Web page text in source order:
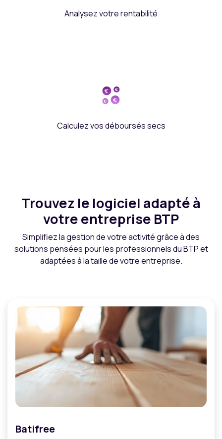
Analysez votre rentabilité
Calculez vos déboursés secs
Trouvez le logiciel adapté à
votre entreprise BTP
Simplifiez la gestion de votre activité grâce à des
solutions pensées pour les professionnels du BTP et
adaptées à la taille de votre entreprise.
Batifree